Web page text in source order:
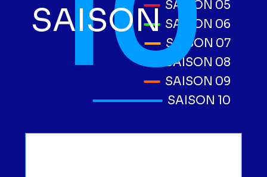
SAISON SAISON 05
SAISON 06
SAISON 07
SAISON 08
SAISON 09
SAISON 10